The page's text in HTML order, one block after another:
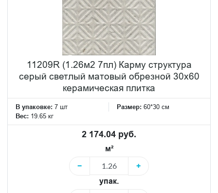
11209R (1.26м2 7пл) Карму структура
серый светлый матовый обрезной 30х60
керамическая плитка
В упаковке: 7 шт Размер: 60*30 см
Вес: 19.65 кг
2 174.04 руб.
м²
−
+
упак.